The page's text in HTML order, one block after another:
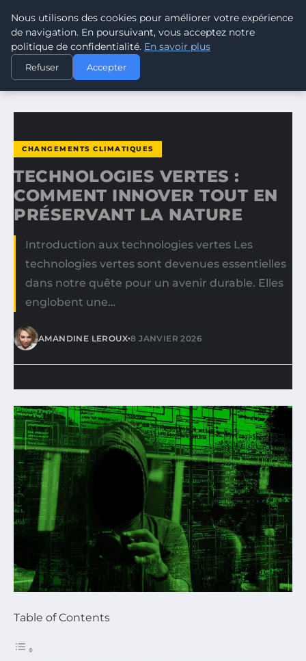
CLIMATE GUARDIAN
ACCUEIL
CHANGEMENTS CLIMATIQUES
TECHNOLOGIES VERTES : COMMENT INNOVER TOUT EN…
CHANGEMENTS CLIMATIQUES
TECHNOLOGIES VERTES :
COMMENT INNOVER TOUT EN
PRÉSERVANT LA NATURE
Introduction aux technologies vertes Les
technologies vertes sont devenues essentielles
dans notre quête pour un avenir durable. Elles
englobent une…
AMANDINE LEROUX•8 JANVIER 2026
Table of Contents
Nous utilisons des cookies pour améliorer votre expérience
de navigation. En poursuivant, vous acceptez notre
politique de confidentialité. En savoir plus
Refuser Accepter